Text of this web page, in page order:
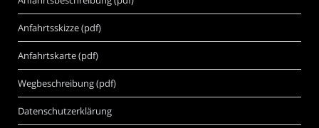
Anfahrtsskizze (pdf)
Anfahrtskarte (pdf)
Wegbeschreibung (pdf)
Datenschutzerklärung